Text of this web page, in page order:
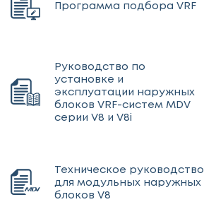
Программа подбора VRF
Руководство по
установке и
эксплуатации наружных
блоков VRF-систем MDV
серии V8 и V8i
Техническое руководство
для модульных наружных
блоков V8